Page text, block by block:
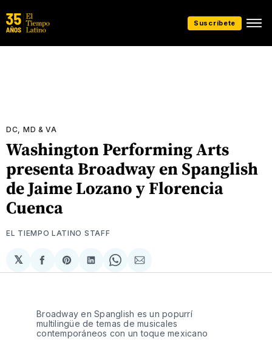
Suscríbete
DC, MD & VA
Washington Performing Arts
presenta Broadway en Spanglish
de Jaime Lozano y Florencia
Cuenca
EL TIEMPO LATINO STAFF
𝕏
Compartir
en
Share
on
Compartir
en
Share
on
Compartir
via
Broadway en Spanglish es un popurrí
multilingüe de temas de musicales
contemporáneos con un toque mexicano